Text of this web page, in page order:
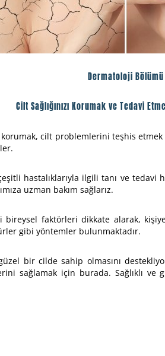
Dermatoloji Bölümü
Cilt Sağlığınızı Korumak ve Tedavi
cilt problemlerini teşhis
hastalıklarıyla ilgili tanı ve
uzman bakım sağlarız.
bireysel faktörleri dikkate alarak,
gibi yöntemler bulunmaktadır.
bir cilde sahip olmasını
sağlamak için burada. Sağlıklı ve